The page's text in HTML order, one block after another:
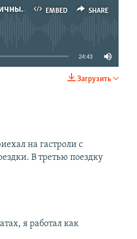
EMBED SHARE
«Я считаю Путина личным врагом». Песни дальнобойщика Вадима Дубовского
SHARE
24:43
Загрузить
на гастроли с
В третью поездку
я работал как